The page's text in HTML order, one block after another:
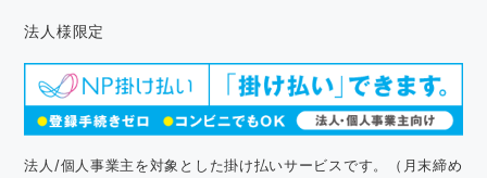
法人様限定
法人/個人事業主を対象とした掛け払いサービスです。（月末締め